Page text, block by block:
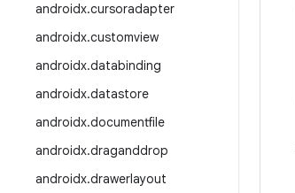
androidx.cursoradapter
androidx.customview
androidx.databinding
androidx.datastore
androidx.documentfile
androidx.draganddrop
androidx.drawerlayout